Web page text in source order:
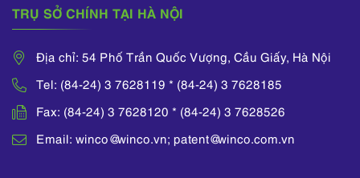
TRỤ SỞ CHÍNH TẠI HÀ NỘI
Địa chỉ: 54 Phố Trần Quốc Vượng, Cầu Giấy, Hà Nội
Tel: (84-24) 3 7628119 * (84-24) 3 7628185
Fax: (84-24) 3 7628120 * (84-24) 3 7628526
Email: winco@winco.vn; patent@winco.com.vn